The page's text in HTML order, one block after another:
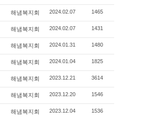
해냄복지회 2024.02.07 1465
해냄복지회 2024.02.07 1431
해냄복지회 2024.01.31 1480
해냄복지회 2024.01.04 1825
해냄복지회 2023.12.21 3614
해냄복지회 2023.12.20 1546
해냄복지회 2023.12.04 1536